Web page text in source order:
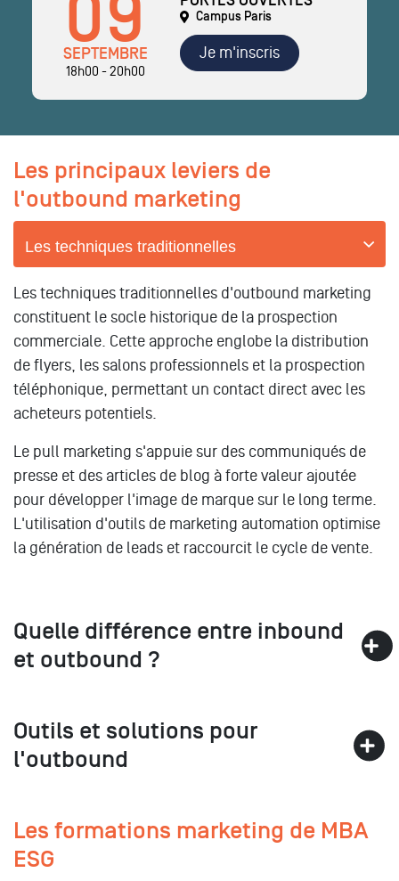
09
SEPTEMBRE
18h00 - 20h00
Campus Paris
Je m'inscris
Les principaux leviers de
l'outbound marketing
Les techniques traditionnelles
Les techniques traditionnelles d'outbound marketing
constituent le socle historique de la prospection
commerciale. Cette approche englobe la distribution
de flyers, les salons professionnels et la prospection
téléphonique, permettant un contact direct avec les
acheteurs potentiels.
Le pull marketing s'appuie sur des communiqués de
presse et des articles de blog à forte valeur ajoutée
pour développer l'image de marque sur le long terme.
L'utilisation d'outils de marketing automation optimise
la génération de leads et raccourcit le cycle de vente.
Quelle différence entre inbound
et outbound ?
Outils et solutions pour
l'outbound
Les formations marketing de MBA
ESG